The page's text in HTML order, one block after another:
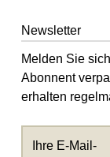
Newsletter
Melden Sie
Abonnent
erhalten
Ihre E-Mail-